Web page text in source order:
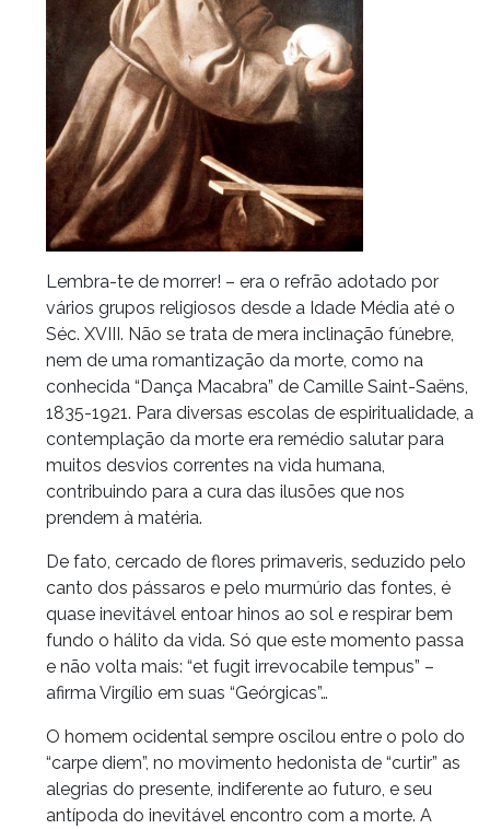
Lembra-te de morrer! – era o refrão adotado por
vários grupos religiosos desde a Idade Média até o
Séc. XVIII. Não se trata de mera inclinação fúnebre,
nem de uma romantização da morte, como na
conhecida “Dança Macabra” de Camille Saint-Saëns,
1835-1921. Para diversas escolas de espiritualidade, a
contemplação da morte era remédio salutar para
muitos desvios correntes na vida humana,
contribuindo para a cura das ilusões que nos
prendem à matéria.
De fato, cercado de flores primaveris, seduzido pelo
canto dos pássaros e pelo murmúrio das fontes, é
quase inevitável entoar hinos ao sol e respirar bem
fundo o hálito da vida. Só que este momento passa
e não volta mais: “et fugit irrevocabile tempus” –
afirma Virgílio em suas “Geórgicas”…
O homem ocidental sempre oscilou entre o polo do
“carpe diem”, no movimento hedonista de “curtir” as
alegrias do presente, indiferente ao futuro, e seu
antípoda do inevitável encontro com a morte. A